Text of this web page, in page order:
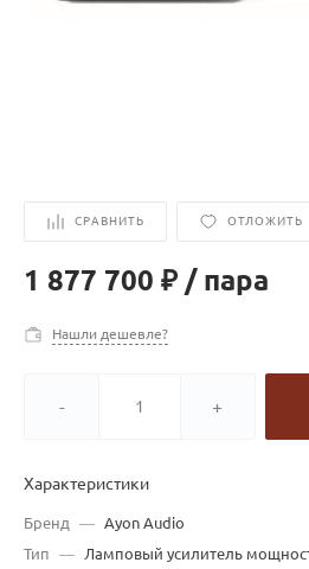
СРАВНИТЬ ОТЛОЖИТЬ
1 877 700 ₽ / пара
Нашли дешевле?
- +
Характеристики
Бренд —
Ayon Audio
Тип
—
Ламповый усилитель